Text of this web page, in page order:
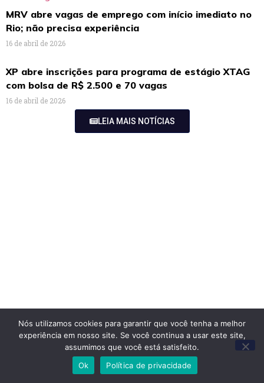
MRV abre vagas de emprego com início imediato no
Rio; não precisa experiência
16 de abril de 2026
XP abre inscrições para programa de estágio XTAG
com bolsa de R$ 2.500 e 70 vagas
16 de abril de 2026
LEIA MAIS NOTÍCIAS
Nós utilizamos cookies para garantir que você tenha a melhor
experiência em nosso site. Se você continua a usar este site,
assumimos que você está satisfeito.
Ok
Política de privacidade